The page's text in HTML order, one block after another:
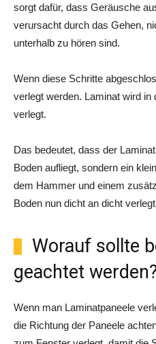
sorgt dafür, dass Geräusche
verursacht durch das Gehen,
unterhalb zu hören sind.
Wenn diese Schritte
verlegt werden. Laminat wird
verlegt.
Das bedeutet, dass der
Boden aufliegt, sondern ein
dem Hammer und einem
Boden nun dicht an dicht
Worauf sollte
geachtet
Wenn man Laminatpaneele
die Richtung der Paneele